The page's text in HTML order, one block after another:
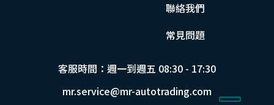
聯絡我們
常見問題
客服時間：週一到週五 08:30 - 17:30
mr.service@mr-autotrading.com